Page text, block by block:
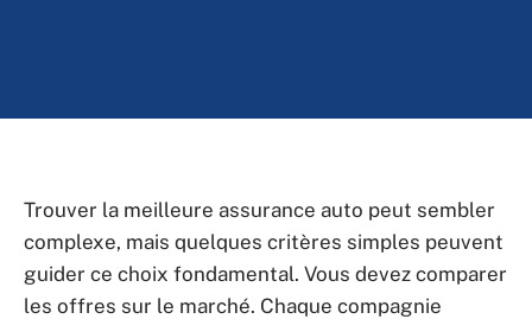
Trouver la meilleure assurance auto peut sembler
complexe, mais quelques critères simples peuvent
guider ce choix fondamental. Vous devez comparer
les offres sur le marché. Chaque compagnie